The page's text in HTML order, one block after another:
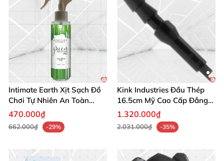
Intimate Earth Xịt Sạch Đồ
Chơi Tự Nhiên An Toàn
Hoàn Hảo
470.000₫
662.000₫ -29%
Kink Industries Đầu Thép
16.5cm Mỹ Cao Cấp Đẳng
Cấp
1.320.000₫
2.031.000₫ -35%